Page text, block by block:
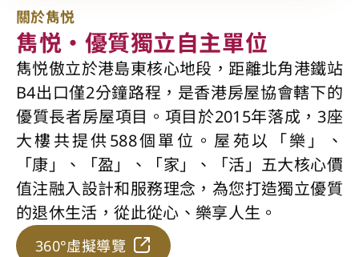
關於雋悦
雋悦・優質獨立自主單位
雋悦傲立於港島東核心地段，距離北角港鐵站
B4出口僅2分鐘路程，是香港房屋協會轄下的
優質長者房屋項目。項目於2015年落成，3座
大樓共提供588個單位。屋苑以「樂」、
「康」、「盈」、「家」、「活」五大核心價
值注融入設計和服務理念，為您打造獨立優質
的退休生活，從此從心、樂享人生。
360°虛擬導覽